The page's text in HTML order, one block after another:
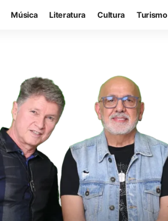
Música Literatura Cultura Turismo